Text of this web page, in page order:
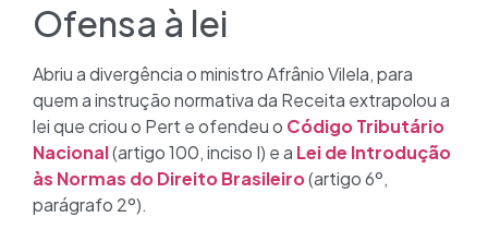
Ofensa à lei
Abriu a divergência o ministro Afrânio Vilela, para
quem a instrução normativa da Receita extrapolou a
lei que criou o Pert e ofendeu o Código Tributário
Nacional(artigo 100, inciso I) e a Lei de Introdução
às Normas do Direito Brasileiro(artigo 6º,
parágrafo 2º).